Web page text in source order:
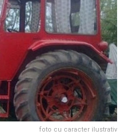
foto cu caracter ilustrativ